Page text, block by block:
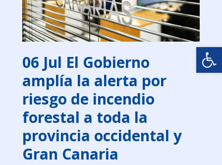
06 Jul El Gobierno
amplía la alerta por
riesgo de incendio
forestal a toda la
provincia occidental y
Gran Canaria